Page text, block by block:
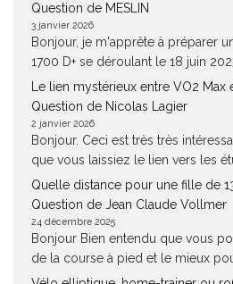
Question de MESLIN
3 janvier 2026
Bonjour, je m'apprête à préparer
1700 D+ se déroulant le 18 juin
Le lien mystérieux entre VO2 Max
Question de Nicolas Lagier
2 janvier 2026
Bonjour. Ceci est très très
que vous laissiez le lien vers les
Quelle distance pour une fille de
Question de Jean Claude Vollmer
24 décembre 2025
Bonjour Bien entendu que vous
de la course à pied et le mieux